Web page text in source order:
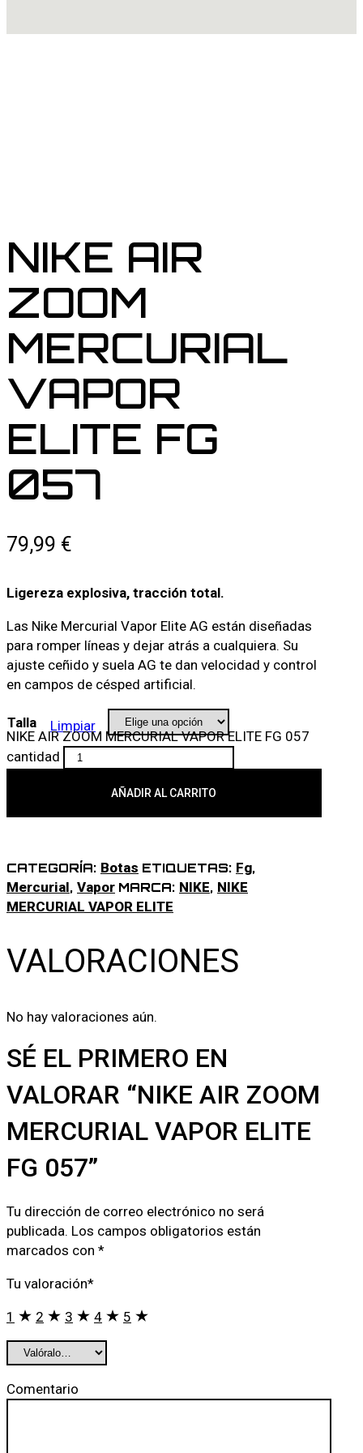
NIKE AIR
ZOOM
MERCURIAL
VAPOR
ELITE FG
057
79,99 €
Ligereza explosiva, tracción total.
Las Nike Mercurial Vapor Elite AG están diseñadas
para romper líneas y dejar atrás a cualquiera. Su
ajuste ceñido y suela AG te dan velocidad y control
en campos de césped artificial.
Talla Limpiar
NIKE AIR ZOOM MERCURIAL VAPOR ELITE FG 057
cantidad
AÑADIR AL CARRITO
CATEGORÍA: Botas ETIQUETAS: Fg,
Mercurial, Vapor MARCA: NIKE, NIKE
MERCURIAL VAPOR ELITE
VALORACIONES
No hay valoraciones aún.
SÉ EL PRIMERO EN
VALORAR “NIKE AIR ZOOM
MERCURIAL VAPOR ELITE
FG 057”
Tu dirección de correo electrónico no será
publicada. Los campos obligatorios están
marcados con *
Tu valoración*
1 2 3 4 5
Comentario